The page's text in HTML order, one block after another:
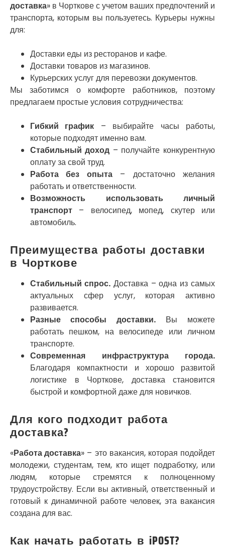
доставка» в Чорткове с учетом ваших предпочтений и
транспорта, которым вы пользуетесь. Курьеры нужны
для:
Доставки еды из ресторанов и кафе.
Доставки товаров из магазинов.
Курьерских услуг для перевозки документов.
Мы заботимся о комфорте работников, поэтому
предлагаем простые условия сотрудничества:
Гибкий график – выбирайте часы работы,
которые подходят именно вам.
Стабильный доход– получайте конкурентную
оплату за свой труд.
Работа без опыта– достаточно желания
работать и ответственности.
Возможность использовать личный
транспорт – велосипед, мопед, скутер или
автомобиль.
Преимущества работы доставки
в Чорткове
Стабильный спрос.Доставка – одна из самых
актуальных сфер услуг, которая активно
развивается.
Разные способы доставки.Вы можете
работать пешком, на велосипеде или личном
транспорте.
Современная инфраструктура города.
Благодаря компактности и хорошо развитой
логистике в Чорткове, доставка становится
быстрой и комфортной даже для новичков.
Для кого подходит работа
доставка?
«Работа доставка» – это вакансия, которая подойдет
молодежи, студентам, тем, кто ищет подработку, или
людям, которые стремятся к полноценному
трудоустройству. Если вы активный, ответственный и
готовый к динамичной работе человек, эта вакансия
создана для вас.
Как начать работать в iPOST?
Никитинцы
Николаев
Никополь
Новомосковск
Новоселки
Нововолынск
Обухов
Обуховка
Острог
Павлоград
Переяслав
Первомайск
Песочин
Петриков
Петропавловская Борщаговка
Подгородное
Погребы
Покров
Прилуки
Путивль
Пятихатки
Раздельная
Рени
Решетиловка
Ромны
Ровно
Рудное
Самбор
Счастливое
Шепетовка
Шостка
Славута
Славутич
Смела
Софиевская Борщаговка
Сокольники
Солоницевка
Староконстантинов
Старые Петровцы
Стоянка